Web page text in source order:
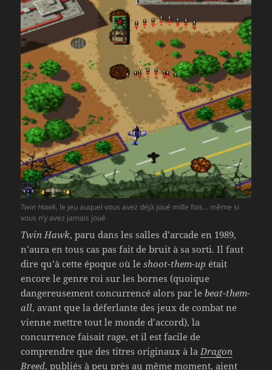
Twin Hawk, le jeu auquel vous avez déjà joué mille fois… même si
vous n’y avez jamais joué
Twin Hawk, paru dans les salles d’arcade en 1989,
n’aura en tous cas pas fait de bruit à sa sorti. Il faut
dire qu’à cette époque où leshoot-them-up était
encore le genre roi sur les bornes (quoique
dangereusement concurrencé alors par lebeat-them-
all, avant que la déferlante des jeux de combat ne
vienne mettre tout le monde d’accord), la
concurrence faisait rage, et il est facile de
comprendre que des titres originaux à laDragon
Breed, publiés à peu près au même moment, aient